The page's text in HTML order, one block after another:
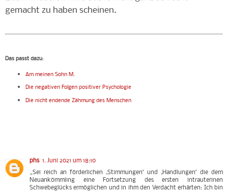
gemacht zu haben scheinen.
Das passt dazu:
Am meinen Sohn M.
Die negativen Folgen positiver Psychologie
Die nicht endende Zähmung des Menschen
phs 1. Juni 2021 um 18:10
„Sei reich an förderlichen ‚Stimmungen‘ und ‚Handlungen‘ die dem
Neuankömmling eine Fortsetzung des ersten intrauterinen
Schwebeglücks ermöglichen und in ihm den Verdacht erhärten: Ich bin